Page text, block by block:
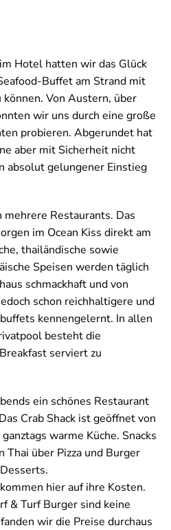
Hotel hatten wir das Glück
Buffet am Strand mit
Von Austern, über
wir uns durch eine große
probieren. Abgerundet hat
aber mit Sicherheit nicht
absolut gelungener Einstieg
Restaurants. Das
im Ocean Kiss direkt am
thailändische sowie
Speisen werden täglich
schmackhaft und von
schon reichhaltigere und
kennengelernt. In allen
besteht die
serviert zu
ein schönes Restaurant
Crab Shack ist geöffnet von
warme Küche. Snacks
Thai über Pizza und Burger
hier auf ihre Kosten.
& Turf Burger sind keine
wir die Preise durchaus